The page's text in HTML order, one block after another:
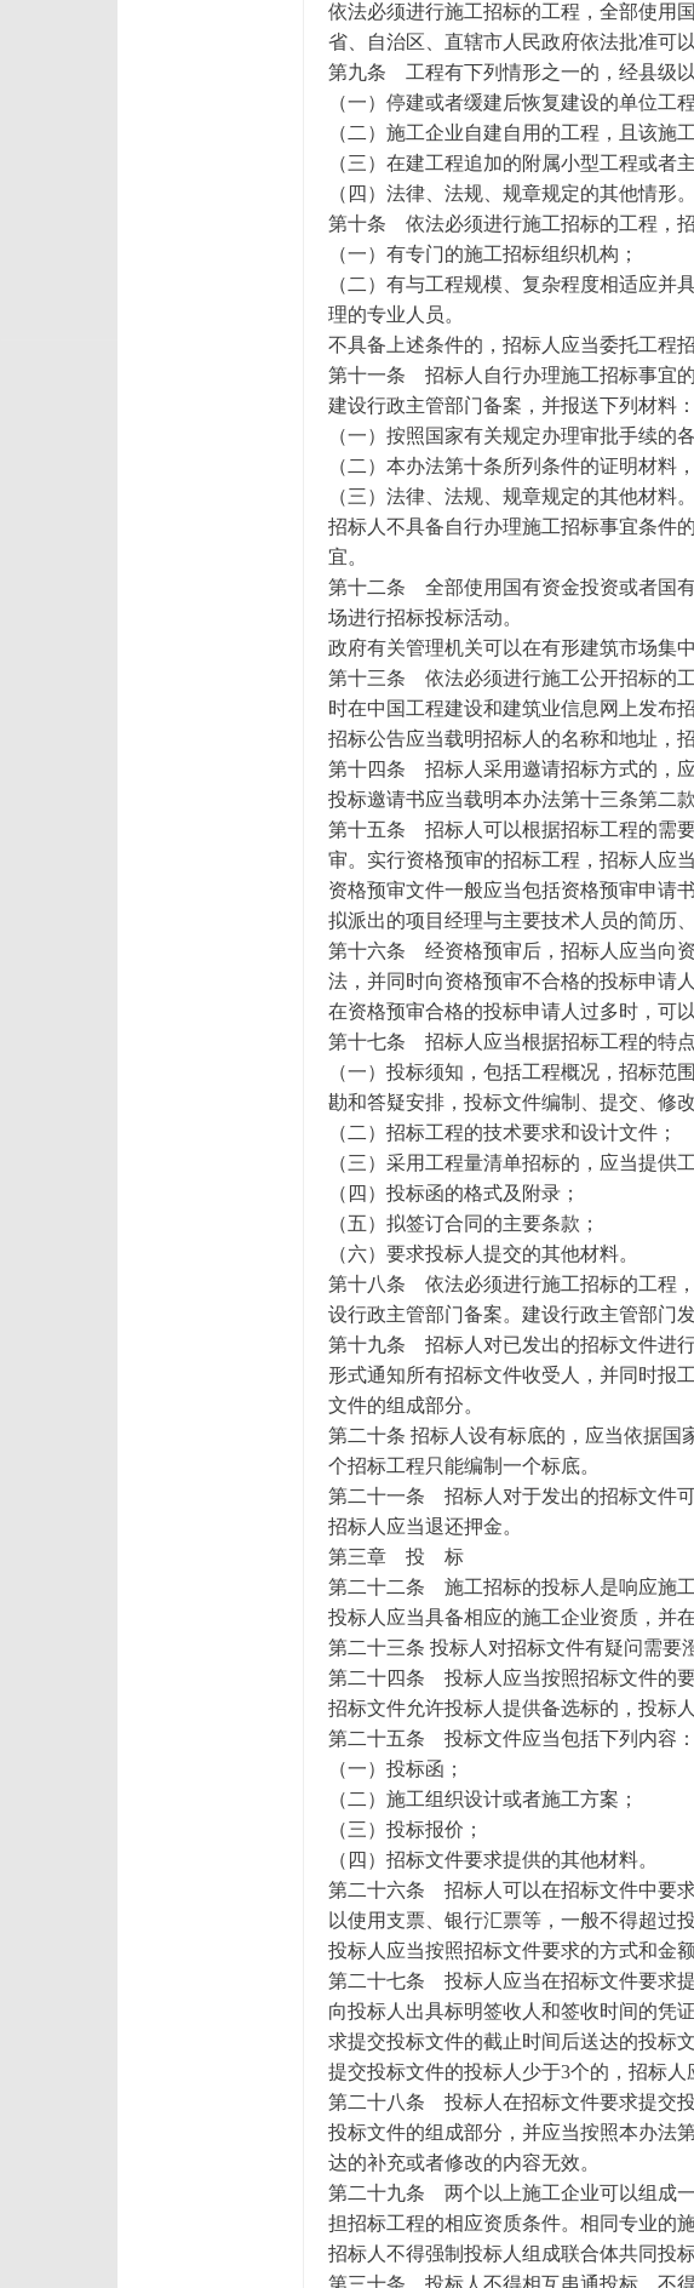
依法必须进行施工招标的工程，全部使用
省、自治区、直辖市人民政府依法批准可
第九条 工程有下列情形之一的，经县级
（一）停建或者缓建后恢复建设的单位工
（二）施工企业自建自用的工程，且该施
（三）在建工程追加的附属小型工程或者
（四）法律、法规、规章规定的其他情形。
第十条 依法必须进行施工招标的工程，
（一）有专门的施工招标组织机构；
（二）有与工程规模、复杂程度相适应
理的专业人员。
不具备上述条件的，招标人应当委托工程
第十一条 招标人自行办理施工招标事宜
建设行政主管部门备案，并报送下列材料：
（一）按照国家有关规定办理审批手续的
（二）本办法第十条所列条件的证明材料
（三）法律、法规、规章规定的其他材料。
招标人不具备自行办理施工招标事宜条件
宜。
第十二条 全部使用国有资金投资或者国
场进行招标投标活动。
政府有关管理机关可以在有形建筑市场集
第十三条 依法必须进行施工公开招标的
时在中国工程建设和建筑业信息网上发布招
招标公告应当载明招标人的名称和地址，
第十四条 招标人采用邀请招标方式的，
投标邀请书应当载明本办法第十三条第二
第十五条 招标人可以根据招标工程的需
审。实行资格预审的招标工程，招标人应
资格预审文件一般应当包括资格预审申请
拟派出的项目经理与主要技术人员的简历
第十六条 经资格预审后，招标人应当向
法，并同时向资格预审不合格的投标申请
在资格预审合格的投标申请人过多时，可
第十七条 招标人应当根据招标工程的特
（一）投标须知，包括工程概况，招标
勘和答疑安排，投标文件编制、提交、修
（二）招标工程的技术要求和设计文件；
（三）采用工程量清单招标的，应当提供
（四）投标函的格式及附录；
（五）拟签订合同的主要条款；
（六）要求投标人提交的其他材料。
第十八条 依法必须进行施工招标的工程
设行政主管部门备案。建设行政主管部门
第十九条 招标人对已发出的招标文件进
形式通知所有招标文件收受人，并同时报
文件的组成部分。
第二十条 招标人设有标底的，应当依据国
个招标工程只能编制一个标底。
第二十一条 招标人对于发出的招标文件
招标人应当退还押金。
第三章 投 标
第二十二条 施工招标的投标人是响应施
投标人应当具备相应的施工企业资质，并
第二十三条 投标人对招标文件有疑问需要
第二十四条 投标人应当按照招标文件的
招标文件允许投标人提供备选标的，投标
第二十五条 投标文件应当包括下列内容：
（一）投标函；
（二）施工组织设计或者施工方案；
（三）投标报价；
（四）招标文件要求提供的其他材料。
第二十六条 招标人可以在招标文件中要
以使用支票、银行汇票等，一般不得超过
投标人应当按照招标文件要求的方式和金
第二十七条 投标人应当在招标文件要求
向投标人出具标明签收人和签收时间的凭
求提交投标文件的截止时间后送达的投标
提交投标文件的投标人少于3个的，招标人
第二十八条 投标人在招标文件要求提交
投标文件的组成部分，并应当按照本办法
达的补充或者修改的内容无效。
第二十九条 两个以上施工企业可以组成
担招标工程的相应资质条件。相同专业的
招标人不得强制投标人组成联合体共同投
第三十条 投标人不得相互串通投标，不